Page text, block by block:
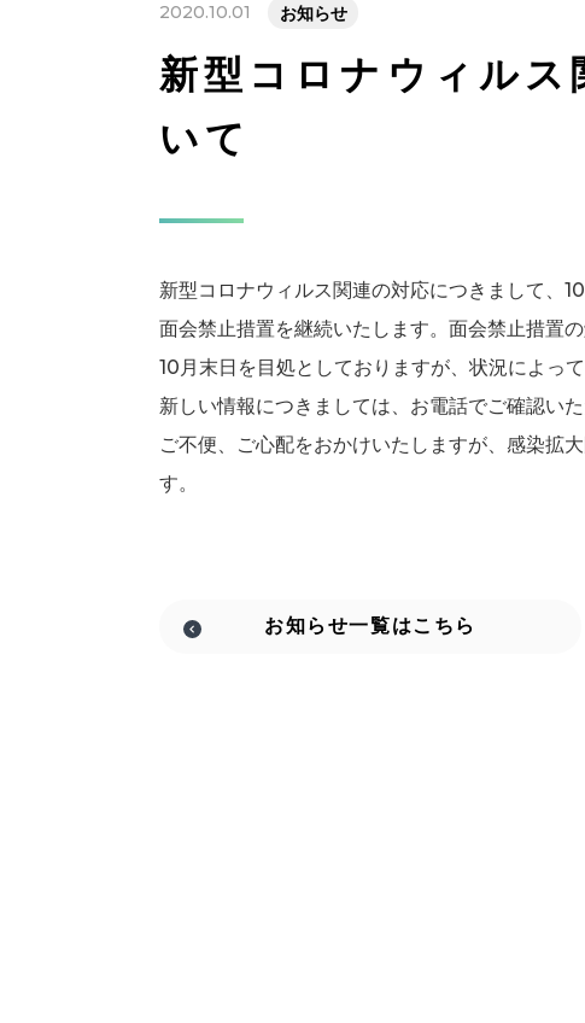
2020.10.01 お知らせ
新型コロナウィルス
いて
新型コロナウィルス関連の対応につきまして、10
面会禁止措置を継続いたします。面会禁止措置の
10月末日を目処としておりますが、状況によっ
新しい情報につきましては、お電話でご確認い
ご不便、ご心配をおかけいたしますが、感染拡
す。
お知らせ一覧はこちら